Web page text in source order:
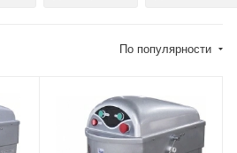
По популярности